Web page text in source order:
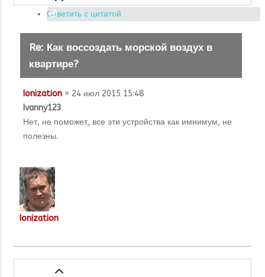
Ответить с цитатой
Re: Как воссоздать морской воздух в
квартире?
Ionization » 24 июл 2015 15:48
Ivanny123
Нет, не поможет, все эти устройства как имнимум, не
полезны.
Ionization